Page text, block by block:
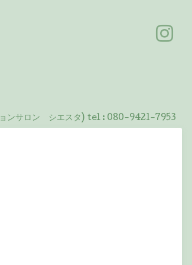
サロン シエスタ) tel : 080-9421-7953